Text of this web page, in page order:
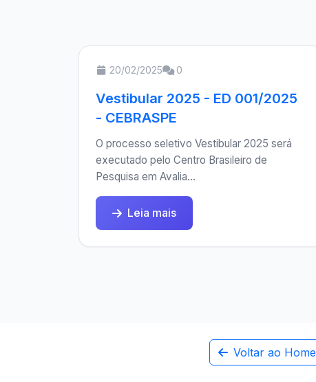
20/02/2025 0
Vestibular 2025 - ED 001/2025
- CEBRASPE
O processo seletivo Vestibular 2025 será
executado pelo Centro Brasileiro de
Pesquisa em Avalia...
Leia mais
Voltar ao Home